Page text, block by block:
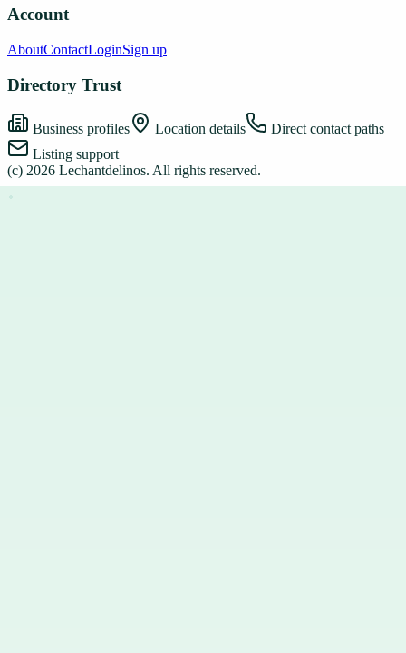
Account
AboutContactLoginSign up
Directory Trust
Business profiles Location details
Direct contact paths
Listing support
(c) 2026 Lechantdelinos. All rights reserved.